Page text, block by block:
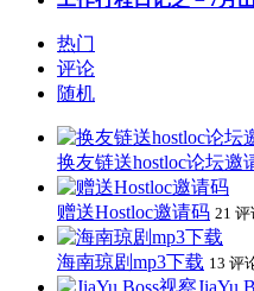
热门
评论
随机
换友链送hostloc论坛邀
赠送Hostloc邀请码 21 评
海南琼剧mp3下载 13 评